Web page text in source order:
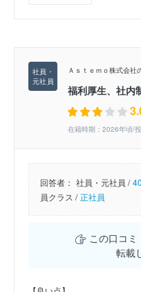
Ａｓｔｅｍｏ株式会社
福利厚生、社内
在籍時期：2026年頃/
回答者： 社員・元社員 /
員クラス / 正社員
この口コミ
転載